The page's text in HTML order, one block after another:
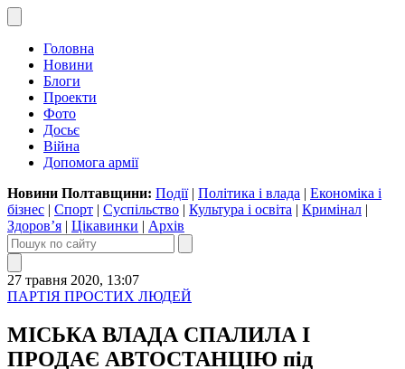
Головна
Новини
Блоги
Проекти
Фото
Досьє
Війна
Допомога армії
Новини Полтавщини: Події| Політика і влада | Економіка і
бізнес | Спорт | Суспільство | Культура і освіта | Кримінал |
Здоров’я | Цікавинки | Архів
27 травня 2020, 13:07
ПАРТІЯ ПРОСТИХ ЛЮДЕЙ
МІСЬКА ВЛАДА СПАЛИЛА І
ПРОДАЄ АВТОСТАНЦІЮ під